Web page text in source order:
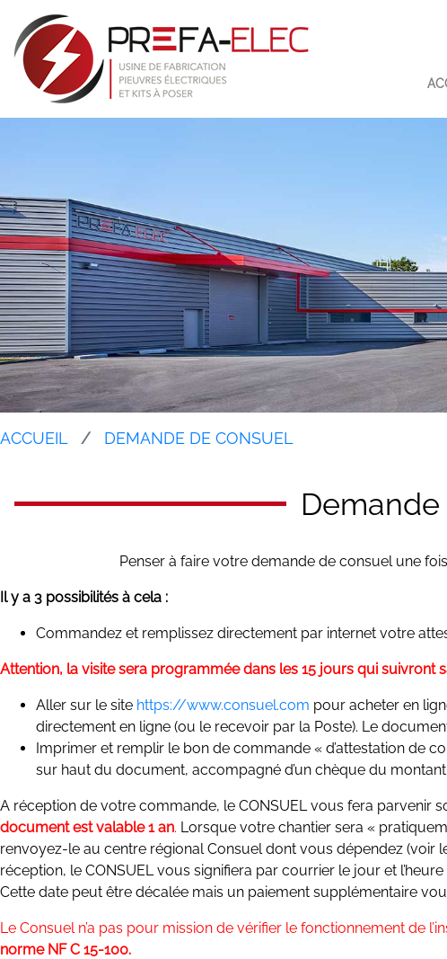
ACCUEIL DEMANDE DE CONSUEL
Penser à faire votre demande de consuel une
Il y a 3 possibilités à cela :
Commandez et remplissez directement par internet votre
Attention, la visite sera programmée dans les 15 jours qui suivront
Aller sur le site https://www.consuel.com pour acheter en
directement en ligne (ou le recevoir par la Poste). Le
Imprimer et remplir le bon de commande « d’attestation de
sur haut du document, accompagné d’un chèque du
A réception de votre commande, le CONSUEL vous fera parvenir
document est valable 1 an. Lorsque votre chantier sera «
renvoyez-le au centre régional Consuel dont vous dépendez (voir
réception, le CONSUEL vous signifiera par courrier le jour et
Cette date peut être décalée mais un paiement supplémentaire
Le Consuel n’a pas pour mission de vérifier le fonctionnement de
norme NF C 15-100.